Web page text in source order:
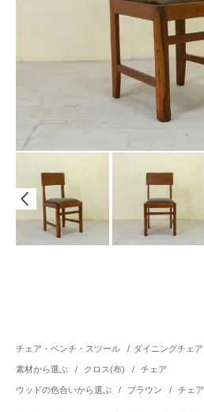
チェア・ベンチ・スツール / ダイニングチェア
素材から選ぶ / クロス(布) / チェア
ウッドの色合いから選ぶ / ブラウン / チェア